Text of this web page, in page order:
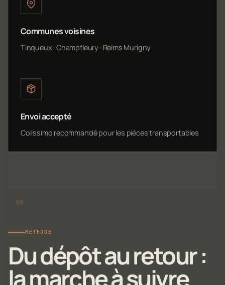
Communes voisines
Tinqueux · Champfleury · Reims Murigny
Envoi accepté
Colissimo recommandé pour les pièces transportables
MÉTHODE
Du dépôt au retour :